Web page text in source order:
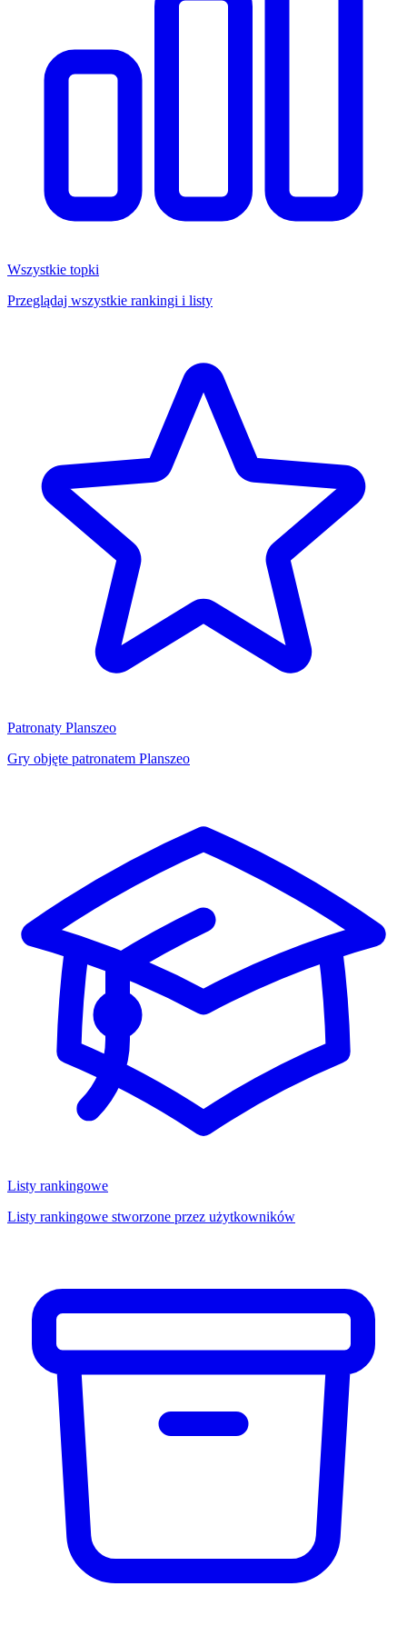
Wszystkie topki
Przeglądaj wszystkie rankingi i listy
Patronaty Planszeo
Gry objęte patronatem Planszeo
Listy rankingowe
Listy rankingowe stworzone przez użytkowników